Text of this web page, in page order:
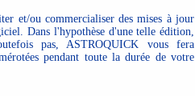
et/ou commercialiser des mises à jour
Dans l'hypothèse d'une telle édition,
pas, ASTROQUICK vous fera
pendant toute la durée de votre